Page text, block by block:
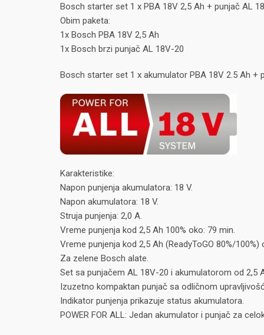
Bosch starter set 1 x PBA 18V 2,5 Ah + punjač AL
Obim paketa:
1x Bosch PBA 18V 2,5 Ah
1x Bosch brzi punjač AL 18V-20
Bosch starter set 1 x akumulator PBA 18V 2.5 Ah +
Karakteristike:
Napon punjenja akumulatora: 18 V.
Napon akumulatora: 18 V.
Struja punjenja: 2,0 A.
Vreme punjenja kod 2,5 Ah 100% oko: 79 min.
Vreme punjenja kod 2,5 Ah (ReadyToGO 80%/100%)
Za zelene Bosch alate.
Set sa punjačem AL 18V-20 i akumulatorom od 2,5
Izuzetno kompaktan punjač sa odličnom
Indikator punjenja prikazuje status akumulatora.
POWER FOR ALL: Jedan akumulator i punjač za